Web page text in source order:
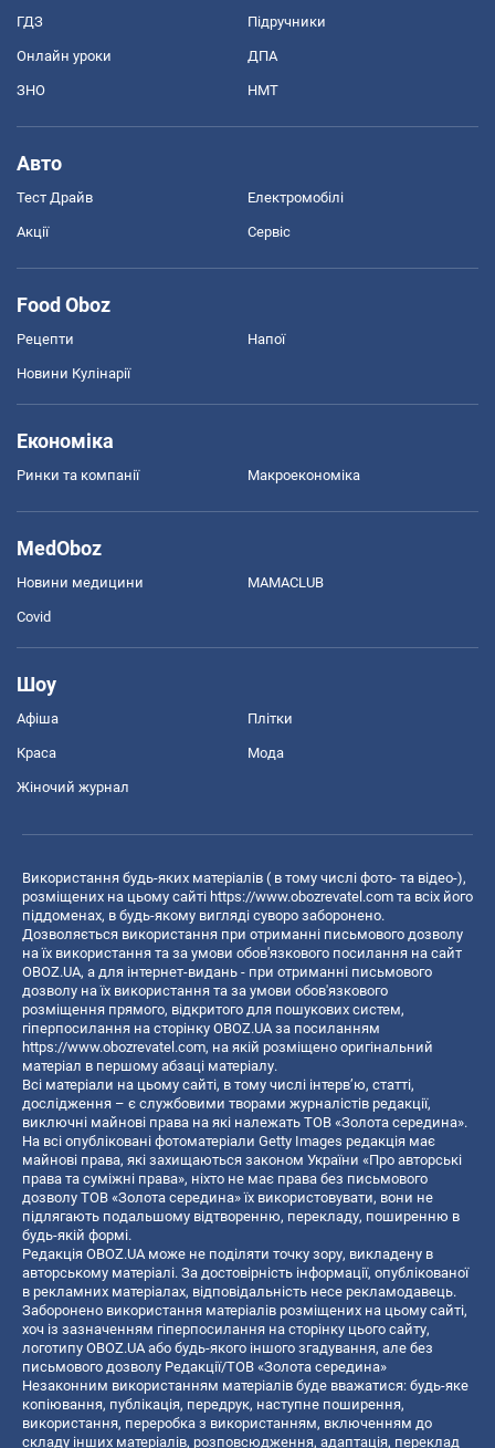
ГДЗ Підручники
Онлайн уроки ДПА
ЗНО НМТ
Авто
Тест Драйв Електромобілі
Акції Сервіс
Food Oboz
Рецепти Напої
Новини Кулінарії
Економіка
Ринки та компанії Макроекономіка
MedOboz
Новини медицини MAMACLUB
Covid
Шоу
Афіша Плітки
Краса Мода
Жіночий журнал
Використання будь-яких матеріалів ( в тому числі фото- та відео-),
розміщених на цьому сайті https://www.obozrevatel.com та всіх його
піддоменах, в будь-якому вигляді суворо заборонено.
Дозволяється використання при отриманні письмового дозволу
на їх використання та за умови обов'язкового посилання на сайт
OBOZ.UA, а для інтернет-видань - при отриманні письмового
дозволу на їх використання та за умови обов'язкового
розміщення прямого, відкритого для пошукових систем,
гіперпосилання на сторінку OBOZ.UA за посиланням
https://www.obozrevatel.com, на якій розміщено оригінальний
матеріал в першому абзаці матеріалу.
Всі матеріали на цьому сайті, в тому числі інтерв’ю, статті,
дослідження – є службовими творами журналістів редакції,
виключні майнові права на які належать ТОВ «Золота середина».
На всі опубліковані фотоматеріали Getty Images редакція має
майнові права, які захищаються законом України «Про авторські
права та суміжні права», ніхто не має права без письмового
дозволу ТОВ «Золота середина» їх використовувати, вони не
підлягають подальшому відтворенню, перекладу, поширенню в
будь-якій формі.
Редакція OBOZ.UA може не поділяти точку зору, викладену в
авторському матеріалі. За достовірність інформації, опублікованої
в рекламних матеріалах, відповідальність несе рекламодавець.
Заборонено використання матеріалів розміщених на цьому сайті,
хоч із зазначенням гіперпосилання на сторінку цього сайту,
логотипу OBOZ.UA або будь-якого іншого згадування, але без
письмового дозволу Редакції/ТОВ «Золота середина»
Незаконним використанням матеріалів буде вважатися: будь-яке
копiювання, публiкацiя, передрук, наступне поширення,
використання, переробка з використанням, включенням до
складу інших матеріалів, розповсюдження, адаптація, переклад